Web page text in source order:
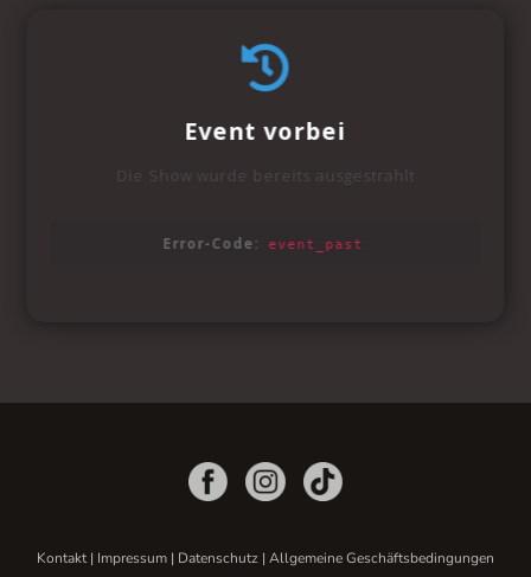
Kontakt| Impressum | Datenschutz | Allgemeine Geschäftsbedingungen